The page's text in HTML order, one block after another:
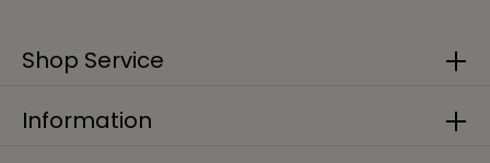
Shop Service
Information